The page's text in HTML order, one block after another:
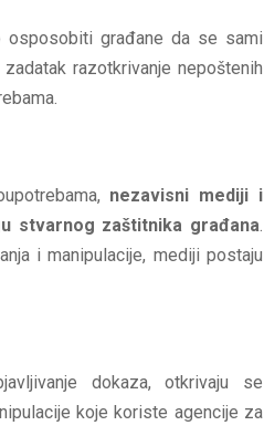
osposobiti građane da se sami
razotkrivanje nepoštenih
nezavisni mediji i
stvarnog zaštitnika građana.
i manipulacije, mediji postaju
dokaza, otkrivaju se
koje koriste agencije za